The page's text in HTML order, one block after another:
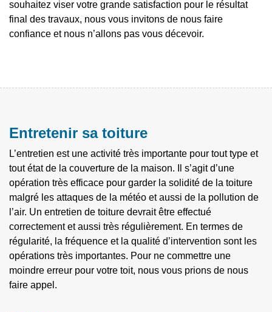
souhaitez viser votre grande satisfaction pour le résultat
final des travaux, nous vous invitons de nous faire
confiance et nous n’allons pas vous décevoir.
Entretenir sa toiture
L’entretien est une activité très importante pour tout type et
tout état de la couverture de la maison. Il s’agit d’une
opération très efficace pour garder la solidité de la toiture
malgré les attaques de la météo et aussi de la pollution de
l’air. Un entretien de toiture devrait être effectué
correctement et aussi très régulièrement. En termes de
régularité, la fréquence et la qualité d’intervention sont les
opérations très importantes. Pour ne commettre une
moindre erreur pour votre toit, nous vous prions de nous
faire appel.